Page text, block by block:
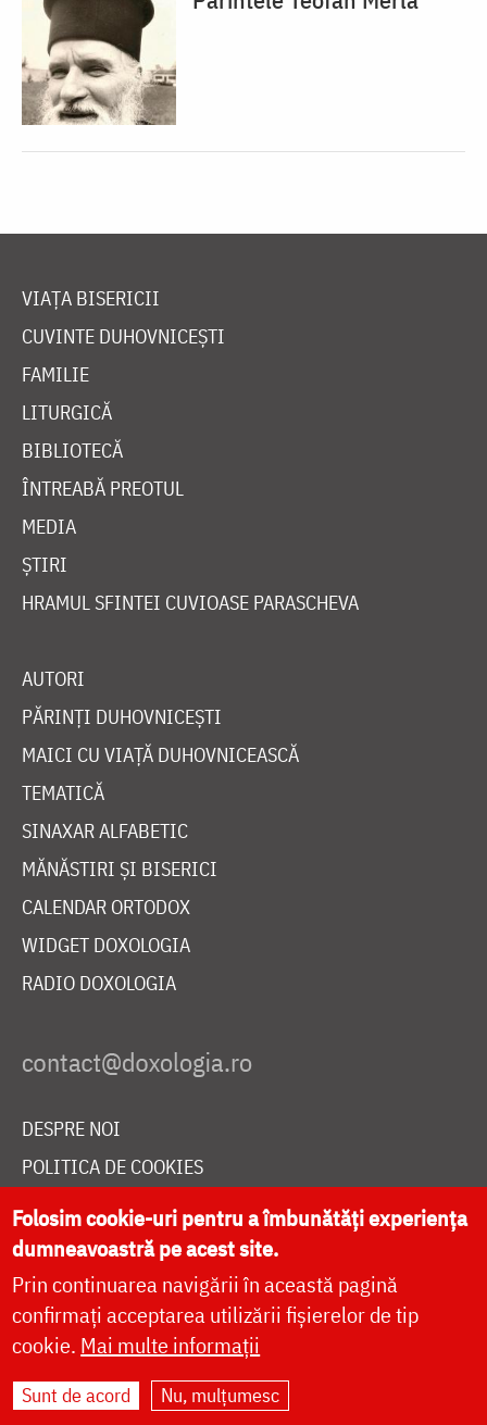
VIAȚA BISERICII
CUVINTE DUHOVNICEȘTI
FAMILIE
LITURGICĂ
BIBLIOTECĂ
ÎNTREABĂ PREOTUL
MEDIA
ȘTIRI
HRAMUL SFINTEI CUVIOASE PARASCHEVA
AUTORI
PĂRINȚI DUHOVNICEȘTI
MAICI CU VIAȚĂ DUHOVNICEASCĂ
TEMATICĂ
SINAXAR ALFABETIC
MĂNĂSTIRI ȘI BISERICI
CALENDAR ORTODOX
WIDGET DOXOLOGIA
RADIO DOXOLOGIA
DESPRE NOI
POLITICA DE COOKIES
DONEAZĂ ONLINE PENTRU CATEDRALA NAȚIONALĂ
LIVE
Site dezvoltat deDOXOLOGIA MEDIA
Folosim cookie-uri pentru a îmbunătăți experiența
dumneavoastră pe acest site.
Prin continuarea navigării în această pagină
confirmați acceptarea utilizării fișierelor de tip
cookie. Mai multe informații
Sunt de acord Nu, mulțumesc